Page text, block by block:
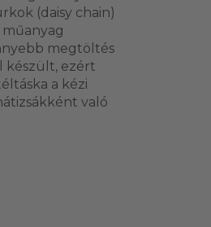
(daisy chain)
megtöltés
készült, ezért
a kézi
való